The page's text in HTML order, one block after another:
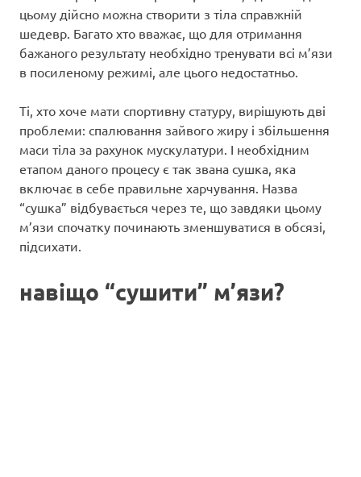
цьому дійсно можна створити з тіла справжній
шедевр. Багато хто вважає, що для отримання
бажаного результату необхідно тренувати всі м’язи
в посиленому режимі, але цього недостатньо.
Ті, хто хоче мати спортивну статуру, вирішують дві
проблеми: спалювання зайвого жиру і збільшення
маси тіла за рахунок мускулатури. І необхідним
етапом даного процесу є так звана сушка, яка
включає в себе правильне харчування. Назва
“сушка” відбувається через те, що завдяки цьому
м’язи спочатку починають зменшуватися в обсязі,
підсихати.
навіщо “сушити” м’язи?